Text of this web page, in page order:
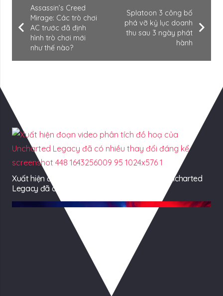
Assassin’s Creed
Mirage: Các trò chơi
AC trước đã định
hình trò chơi mới
như thế nào?
Splatoon 3 công bố
phá vỡ kỷ lục doanh
thu sau 3 ngày phát
hành
Xuất hiện đoạn video phân tích đồ hoạ của Uncharted
Legacy đã có nhiều thay đổi đáng kể